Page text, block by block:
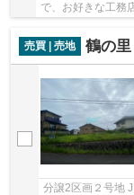
で、お好きな工務
売買 | 売地
鶴の
分譲2区画２号地